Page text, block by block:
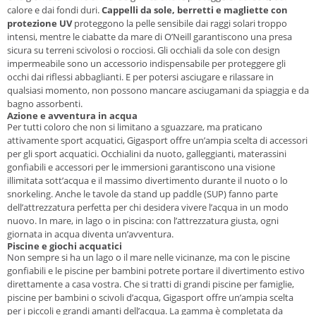
calore e dai fondi duri.Cappelli da sole, berretti e magliette con
protezione UVproteggono la pelle sensibile dai raggi solari troppo
intensi, mentre le ciabatte da mare di O’Neill garantiscono una presa
sicura su terreni scivolosi o rocciosi. Gli occhiali da sole con design
impermeabile sono un accessorio indispensabile per proteggere gli
occhi dai riflessi abbaglianti. E per potersi asciugare e rilassare in
qualsiasi momento, non possono mancare asciugamani da spiaggia e da
bagno assorbenti.
Azione e avventura in acqua
Per tutti coloro che non si limitano a sguazzare, ma praticano
attivamente sport acquatici, Gigasport offre un’ampia scelta di accessori
per gli sport acquatici. Occhialini da nuoto, galleggianti, materassini
gonfiabili e accessori per le immersioni garantiscono una visione
illimitata sott’acqua e il massimo divertimento durante il nuoto o lo
snorkeling. Anche le tavole da stand up paddle (SUP) fanno parte
dell’attrezzatura perfetta per chi desidera vivere l’acqua in un modo
nuovo. In mare, in lago o in piscina: con l’attrezzatura giusta, ogni
giornata in acqua diventa un’avventura.
Piscine e giochi acquatici
Non sempre si ha un lago o il mare nelle vicinanze, ma con le piscine
gonfiabili e le piscine per bambini potrete portare il divertimento estivo
direttamente a casa vostra. Che si tratti di grandi piscine per famiglie,
piscine per bambini o scivoli d’acqua, Gigasport offre un’ampia scelta
per i piccoli e grandi amanti dell’acqua. La gamma è completata da